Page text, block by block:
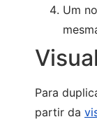
Um
Para
partir da